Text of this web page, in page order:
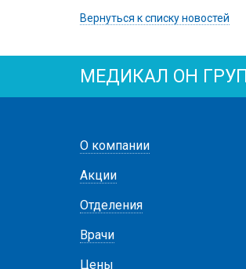
Вернуться к списку новостей
МЕДИКАЛ ОН ГРУП
О компании
Акции
Отделения
Врачи
Цены